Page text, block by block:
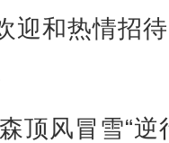
迎和热情招
风冒雪“逆